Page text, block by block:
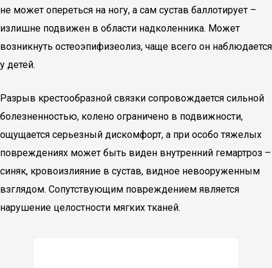
не может опереться на ногу, а сам сустав баллотирует –
излишне подвижен в области надколенника. Может
возникнуть остеоэпифизеолиз, чаще всего он наблюдается
у детей.
Разрыв крестообразной связки сопровождается сильной
болезненностью, колено ограничено в подвижности,
ощущается серьезный дискомфорт, а при особо тяжелых
повреждениях может быть виден внутренний гемартроз –
синяк, кровоизлияние в сустав, видное невооруженным
взглядом. Сопутствующим повреждением является
нарушение целостности мягких тканей.